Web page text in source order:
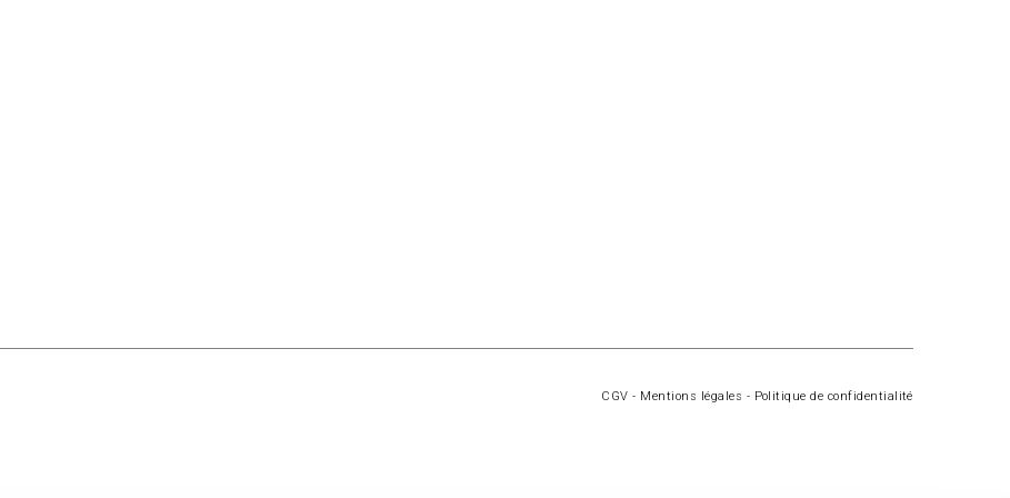
CGV - Mentions légales - Politique de confidentialité